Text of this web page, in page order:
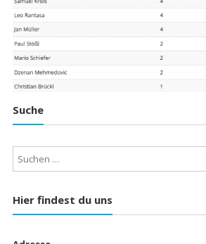
Suche
Hier findest du uns